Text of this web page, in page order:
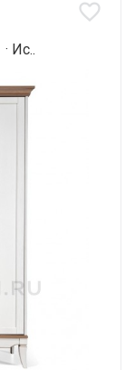
Ис..